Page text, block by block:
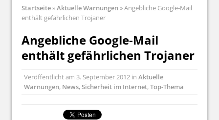
Startseite»Aktuelle Warnungen»Angebliche Google-Mail
enthält gefährlichen Trojaner
Angebliche Google-Mail
enthält gefährlichen Trojaner
Veröffentlicht am 3. September 2012 in Aktuelle
Warnungen, News,Sicherheit im Internet,Top-Thema